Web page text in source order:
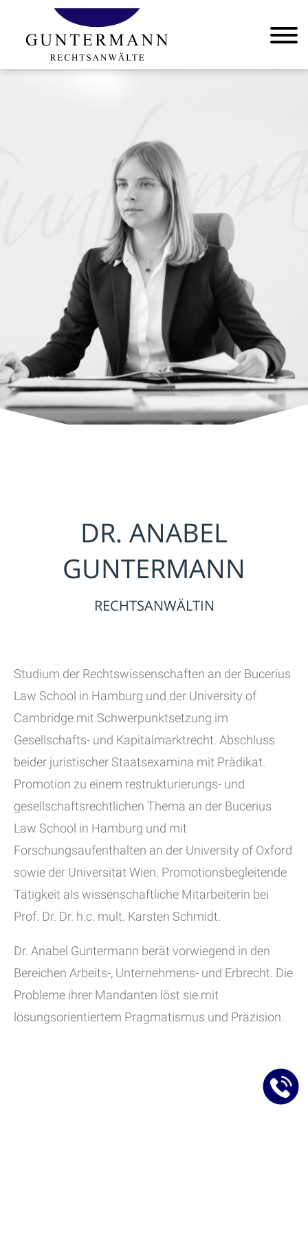
DR. ANABEL
GUNTERMANN
RECHTSANWÄLTIN
Studium der Rechtswissenschaften an der Bucerius
Law School in Hamburg und der University of
Cambridge mit Schwerpunktsetzung im
Gesellschafts- und Kapitalmarktrecht. Abschluss
beider juristischer Staatsexamina mit Prädikat.
Promotion zu einem restrukturierungs- und
gesellschaftsrechtlichen Thema an der Bucerius
Law School in Hamburg und mit
Forschungsaufenthalten an der University of Oxford
sowie der Universität Wien. Promotionsbegleitende
Tätigkeit als wissenschaftliche Mitarbeiterin bei
Prof. Dr. Dr. h.c. mult. Karsten Schmidt.
Dr. Anabel Guntermann berät vorwiegend in den
Bereichen Arbeits-, Unternehmens- und Erbrecht. Die
Probleme ihrer Mandanten löst sie mit
lösungsorientiertem Pragmatismus und Präzision.